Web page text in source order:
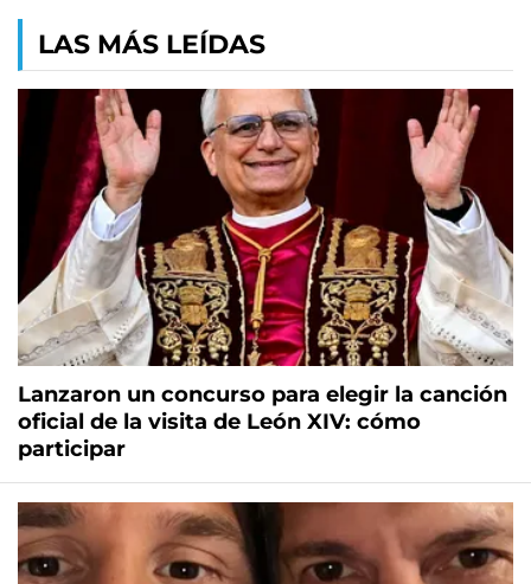
LAS MÁS LEÍDAS
Lanzaron un concurso para elegir la canción
oficial de la visita de León XIV: cómo
participar